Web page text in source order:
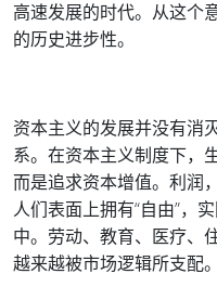
高速发展的时代。从这个
的历史进步性。
资本主义的发展并没有消
系。在资本主义制度下，
而是追求资本增值。利润
人们表面上拥有“自由”，
中。劳动、教育、医疗、
越来越被市场逻辑所支配。